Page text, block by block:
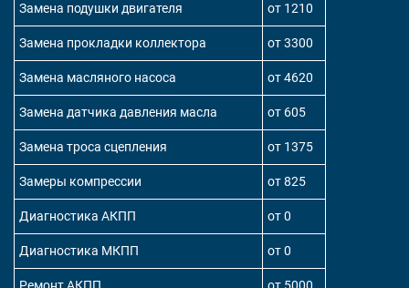
Замена подушки двигателя от 1210
Замена прокладки коллектора от 3300
Замена масляного насоса от 4620
Замена датчика давления масла от 605
Замена троса сцепления от 1375
Замеры компрессии от 825
Диагностика АКПП от 0
Диагностика МКПП от 0